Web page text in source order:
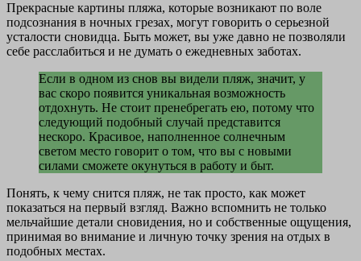
Прекрасные картины пляжа, которые возникают по воле
подсознания в ночных грезах, могут говорить о серьезной
усталости сновидца. Быть может, вы уже давно не позволяли
себе расслабиться и не думать о ежедневных заботах.
Если в одном из снов вы видели пляж, значит, у
вас скоро появится уникальная возможность
отдохнуть. Не стоит пренебрегать ею, потому что
следующий подобный случай представится
нескоро. Красивое, наполненное солнечным
светом место говорит о том, что вы с новыми
силами сможете окунуться в работу и быт.
Понять, к чему снится пляж, не так просто, как может
показаться на первый взгляд. Важно вспомнить не только
мельчайшие детали сновидения, но и собственные ощущения,
принимая во внимание и личную точку зрения на отдых в
подобных местах.